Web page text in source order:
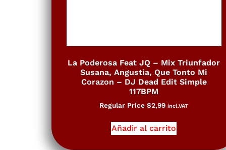
La Poderosa Feat JQ – Mix Triunfador
Susana, Angustia, Que Tonto Mi
Corazon – DJ Dead Edit Simple
117BPM
Regular Price$2,99 incl.VAT
Añadir al carrito